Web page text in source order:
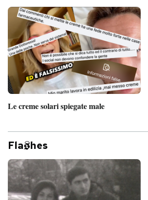
Le creme solari spiegate male
Fla hes